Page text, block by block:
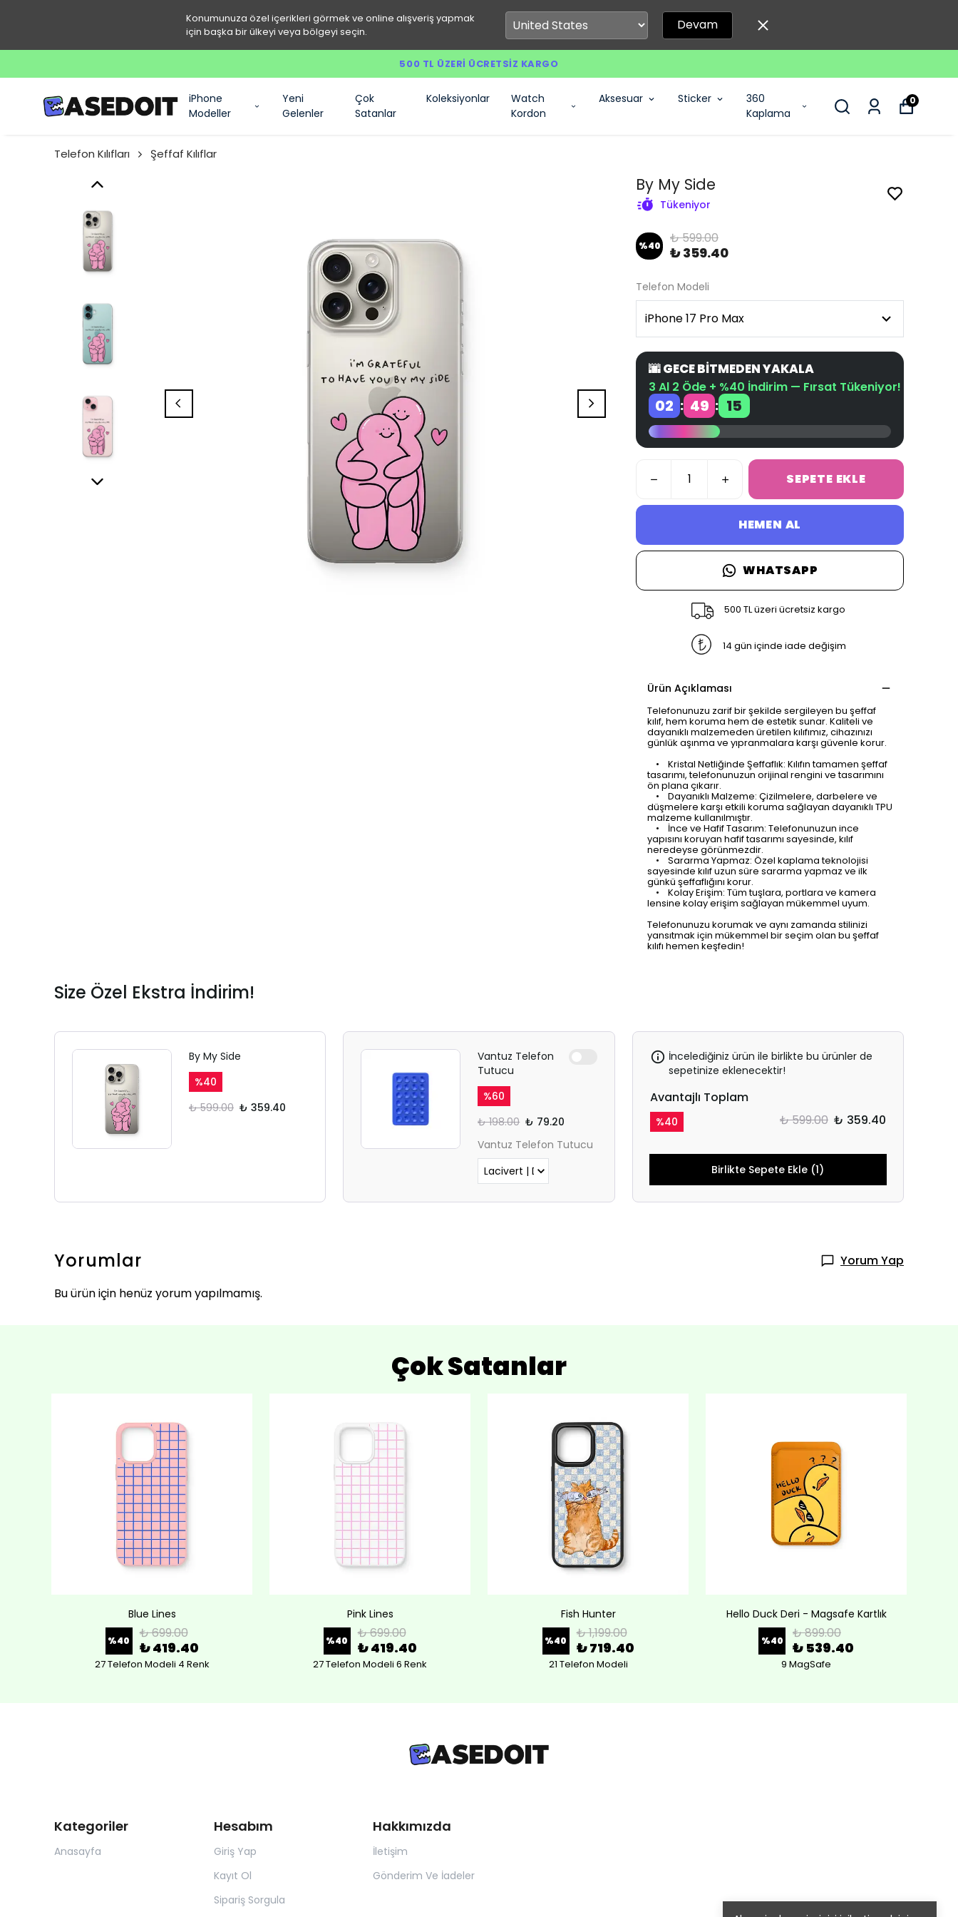
Konumunuza özel içerikleri görmek ve online alışveriş yapmak
için başka bir ülkeyi veya bölgeyi seçin.
Devam
500 TL ÜZERI ÜCRETSIZ KARGO
iPhone
Modeller
Yeni
Gelenler
Çok
Satanlar
Koleksiyonlar
Watch
Kordon
Aksesuar Sticker
360
Kaplama
0
Telefon Kılıfları Şeffaf Kılıflar
By My Side
Tükeniyor
%40 ₺ 599.00
₺ 359.40
Telefon Modeli
🌆 GECE BİTMEDEN YAKALA
3 Al 2 Öde + %40 İndirim — Fırsat Tükeniyor!
02 : 49 : 15
SEPETE EKLE
HEMEN AL
WHATSAPP
500 TL üzeri ücretsiz kargo
14 gün içinde iade değişim
Ürün Açıklaması
Telefonunuzu zarif bir şekilde sergileyen bu şeffaf
kılıf, hem koruma hem de estetik sunar. Kaliteli ve
dayanıklı malzemeden üretilen kılıfımız, cihazınızı
günlük aşınma ve yıpranmalara karşı güvenle korur.
• Kristal Netliğinde Şeffaflık: Kılıfın tamamen şeffaf
tasarımı, telefonunuzun orijinal rengini ve tasarımını
ön plana çıkarır.
• Dayanıklı Malzeme: Çizilmelere, darbelere ve
düşmelere karşı etkili koruma sağlayan dayanıklı TPU
malzeme kullanılmıştır.
• İnce ve Hafif Tasarım: Telefonunuzun ince
yapısını koruyan hafif tasarımı sayesinde, kılıf
neredeyse görünmezdir.
• Sararma Yapmaz: Özel kaplama teknolojisi
sayesinde kılıf uzun süre sararma yapmaz ve ilk
günkü şeffaflığını korur.
• Kolay Erişim: Tüm tuşlara, portlara ve kamera
lensine kolay erişim sağlayan mükemmel uyum.
Telefonunuzu korumak ve aynı zamanda stilinizi
yansıtmak için mükemmel bir seçim olan bu şeffaf
kılıfı hemen keşfedin!
Size Özel Ekstra İndirim!
By My Side
%40
₺ 599.00 ₺ 359.40
Vantuz Telefon
Tutucu
%60
₺ 198.00 ₺ 79.20
Vantuz Telefon Tutucu
İncelediğiniz ürün ile birlikte bu ürünler de
sepetinize eklenecektir!
Avantajlı Toplam
%40 ₺ 599.00 ₺ 359.40
Birlikte Sepete Ekle (1)
Yorumlar
Yorum Yap
Bu ürün için henüz yorum yapılmamış.
Çok Satanlar
Blue Lines
%40 ₺ 699.00
₺ 419.40
27 Telefon Modeli 4 Renk
Pink Lines
%40 ₺ 699.00
₺ 419.40
27 Telefon Modeli 6 Renk
Fish Hunter
%40 ₺ 1,199.00
₺ 719.40
21 Telefon Modeli
Hello Duck Deri - Magsafe Kartlık
%40 ₺ 899.00
₺ 539.40
9 MagSafe
Kategoriler
Anasayfa
Hesabım
Giriş Yap
Kayıt Ol
Sipariş Sorgula
Hakkımızda
İletişim
Gönderim Ve İadeler
açılmayabilir.
Lütfen normal Safari
sekmesinden giriş yapın.